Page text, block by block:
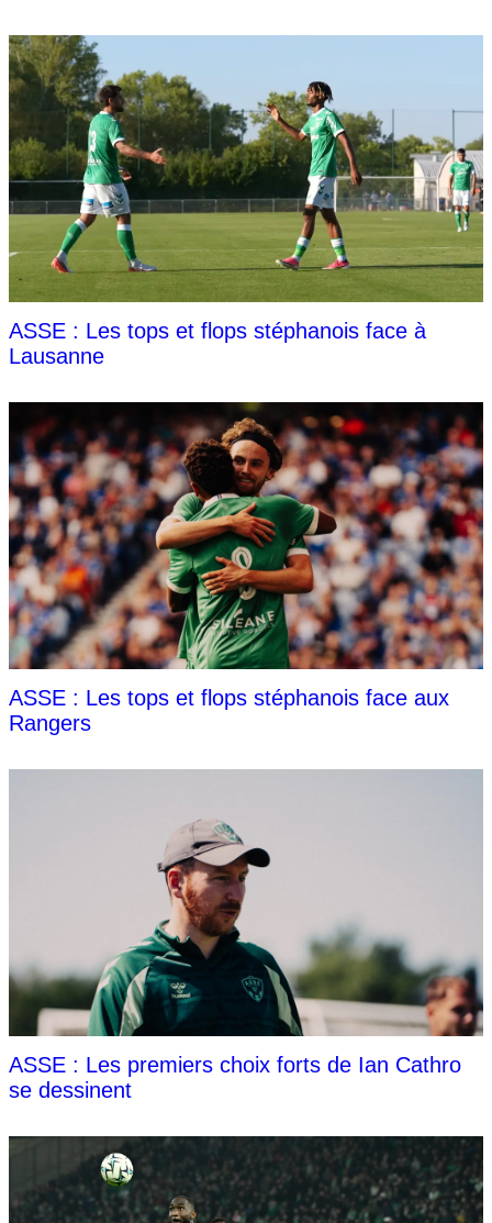
ASSE : Les tops et flops stéphanois face à
Lausanne
ASSE : Les tops et flops stéphanois face aux
Rangers
ASSE : Les premiers choix forts de Ian Cathro
se dessinent